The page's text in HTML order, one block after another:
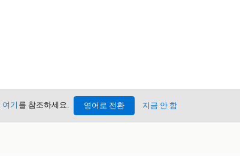
여기 를 참조하세요. 영어로 전환 지금 안 함